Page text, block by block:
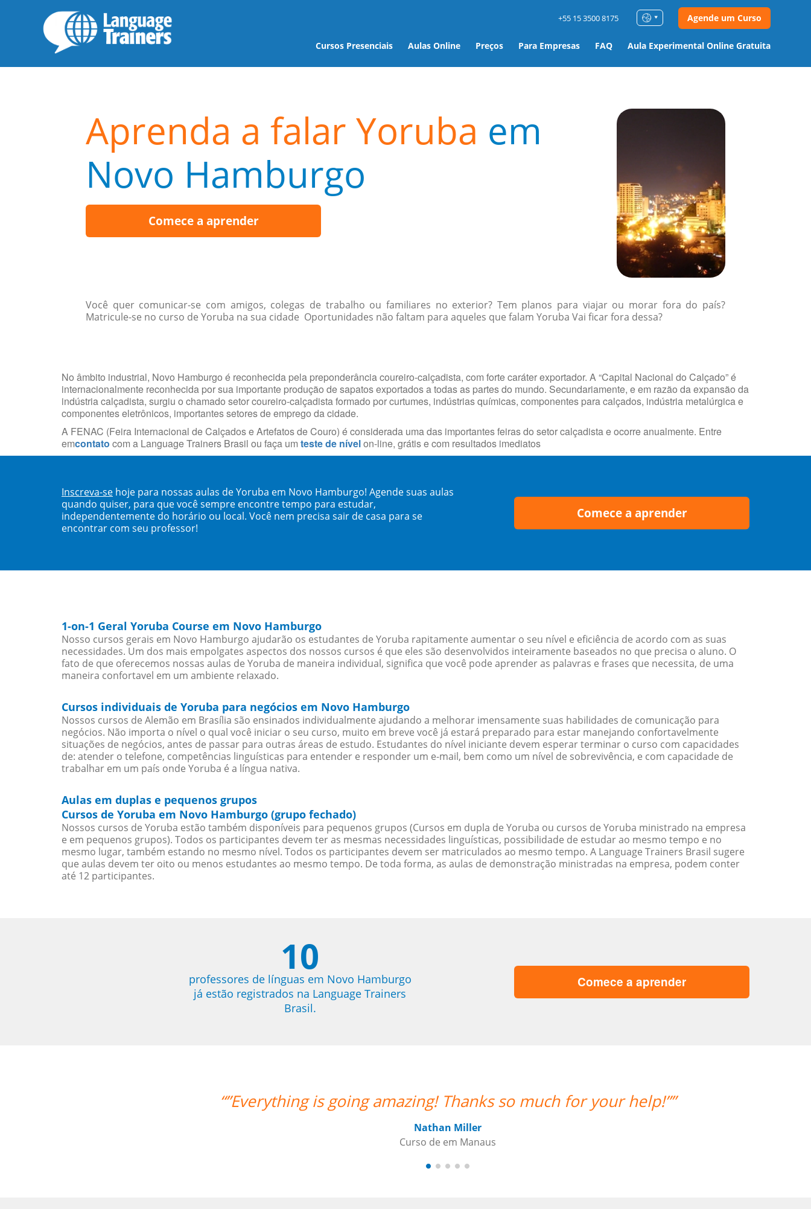
Cursos Presenciais Aulas Online Preços Para Empresas FAQ Aula Experimental Online Gratuita
+55 15 3500 8175 Agende um Curso
Aprenda a falar Yoruba em
Novo Hamburgo
Comece a aprender
Você quer comunicar-se com amigos, colegas de trabalho ou familiares no exterior? Tem planos para viajar ou morar fora do país?
Matricule-se no curso de Yoruba na sua cidade Oportunidades não faltam para aqueles que falam Yoruba Vai ficar fora dessa?
No âmbito industrial, Novo Hamburgo é reconhecida pela preponderância coureiro-calçadista, com forte caráter exportador. A “Capital Nacional do Calçado” é
internacionalmente reconhecida por sua importante produção de sapatos exportados a todas as partes do mundo. Secundariamente, e em razão da expansão da
indústria calçadista, surgiu o chamado setor coureiro-calçadista formado por curtumes, indústrias químicas, componentes para calçados, indústria metalúrgica e
componentes eletrônicos, importantes setores de emprego da cidade.
A FENAC (Feira Internacional de Calçados e Artefatos de Couro) é considerada uma das importantes feiras do setor calçadista e ocorre anualmente. Entre
emcontato com a Language Trainers Brasil ou faça um teste de nívelon-line, grátis e com resultados imediatos
Inscreva-se hoje para nossas aulas de Yoruba em Novo Hamburgo! Agende suas aulas
quando quiser, para que você sempre encontre tempo para estudar,
independentemente do horário ou local. Você nem precisa sair de casa para se
encontrar com seu professor!
Comece a aprender
1-on-1 Geral Yoruba Course em Novo Hamburgo
Nosso cursos gerais em Novo Hamburgo ajudarão os estudantes de Yoruba rapitamente aumentar o seu nível e eficiência de acordo com as suas
necessidades. Um dos mais empolgates aspectos dos nossos cursos é que eles são desenvolvidos inteiramente baseados no que precisa o aluno. O
fato de que oferecemos nossas aulas de Yoruba de maneira individual, significa que você pode aprender as palavras e frases que necessita, de uma
maneira confortavel em um ambiente relaxado.
Cursos individuais de Yoruba para negócios em Novo Hamburgo
Nossos cursos de Alemão em Brasília são ensinados individualmente ajudando a melhorar imensamente suas habilidades de comunicação para
negócios. Não importa o nível o qual você iniciar o seu curso, muito em breve você já estará preparado para estar manejando confortavelmente
situações de negócios, antes de passar para outras áreas de estudo. Estudantes do nível iniciante devem esperar terminar o curso com capacidades
de: atender o telefone, competências linguísticas para entender e responder um e-mail, bem como um nível de sobrevivência, e com capacidade de
trabalhar em um país onde Yoruba é a língua nativa.
Aulas em duplas e pequenos grupos
Cursos de Yoruba em Novo Hamburgo (grupo fechado)
Nossos cursos de Yoruba estão também disponíveis para pequenos grupos (Cursos em dupla de Yoruba ou cursos de Yoruba ministrado na empresa
e em pequenos grupos). Todos os participantes devem ter as mesmas necessidades linguísticas, possibilidade de estudar ao mesmo tempo e no
mesmo lugar, também estando no mesmo nível. Todos os participantes devem ser matriculados ao mesmo tempo. A Language Trainers Brasil sugere
que aulas devem ter oito ou menos estudantes ao mesmo tempo. De toda forma, as aulas de demonstração ministradas na empresa, podem conter
até 12 participantes.
10
professores de línguas em Novo Hamburgo
já estão registrados na Language Trainers
Brasil.
Comece a aprender
Thanks so much for your help!”” “”My wife likes the lessons and the